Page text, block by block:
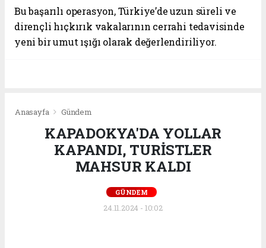
Bu başarılı operasyon, Türkiye’de uzun süreli ve
dirençli hıçkırık vakalarının cerrahi tedavisinde
yeni bir umut ışığı olarak değerlendiriliyor.
Anasayfa Gündem
KAPADOKYA'DA YOLLAR
KAPANDI, TURİSTLER
MAHSUR KALDI
GÜNDEM
24.11.2024 - 10:02